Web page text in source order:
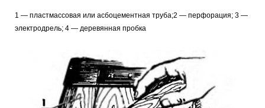
1 — пластмассовая или асбоцементная труба;2 — перфорация; 3 —
электродрель; 4 — деревянная пробка